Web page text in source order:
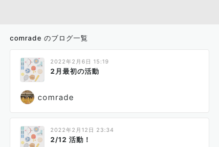
comrade のブログ一覧
2022年2月6日 15:19
2月最初の活動
comrade
2022年2月12日 23:34
2/12 活動！